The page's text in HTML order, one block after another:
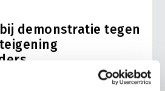
demonstratie tegen
en LTO Nederland roepen hun